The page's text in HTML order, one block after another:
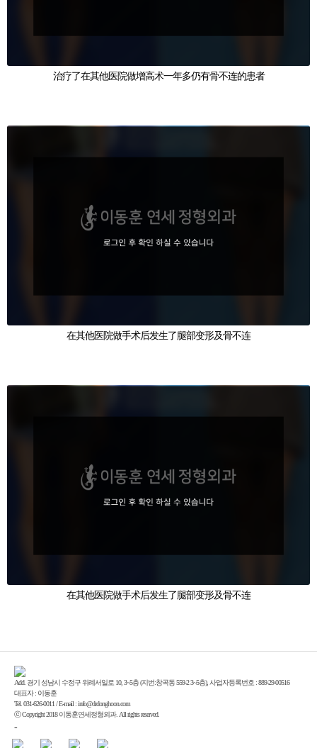
治疗了在其他医院做增高术一年多仍有骨不连的患者
在其他医院做手术后发生了腿部变形及骨不连
在其他医院做手术后发生了腿部变形及骨不连
Add. 경기 성남시 수정구 위례서일로 10, 3~5층 (지번:창곡동 559-2 3~5층), 사업자등록번호 : 889-29-00516
대표자 : 이동훈
Tel. 031-626-0011 / E-mail : info@drdonghoon.com
ⓒ Copyright 2018 이동훈연세정형외과. All rights reserved.
-